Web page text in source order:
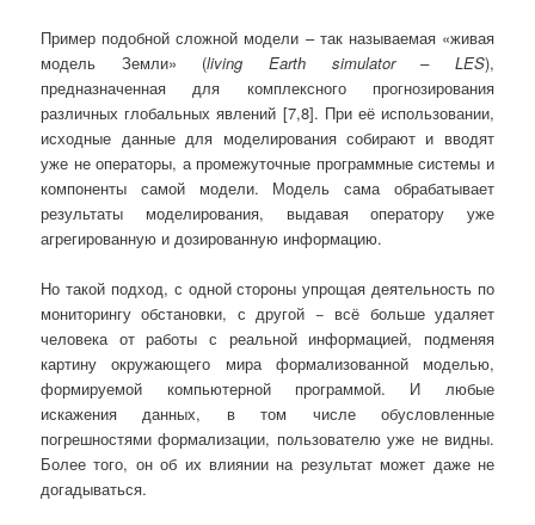
Пример подобной сложной модели – так называемая «живая
модель Земли» (living Earth simulator– LES),
предназначенная для комплексного прогнозирования
различных глобальных явлений [7,8]. При её использовании,
исходные данные для моделирования собирают и вводят
уже не операторы, а промежуточные программные системы и
компоненты самой модели. Модель сама обрабатывает
результаты моделирования, выдавая оператору уже
агрегированную и дозированную информацию.
Но такой подход, с одной стороны упрощая деятельность по
мониторингу обстановки, с другой − всё больше удаляет
человека от работы с реальной информацией, подменяя
картину окружающего мира формализованной моделью,
формируемой компьютерной программой. И любые
искажения данных, в том числе обусловленные
погрешностями формализации, пользователю уже не видны.
Более того, он об их влиянии на результат может даже не
догадываться.